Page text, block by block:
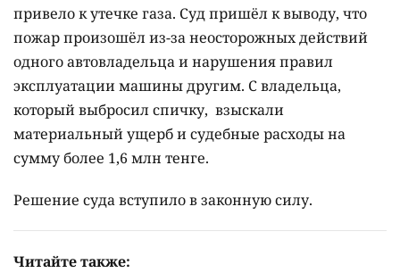
привело к утечке газа. Суд пришёл к выводу, что
пожар произошёл из-за неосторожных действий
одного автовладельца и нарушения правил
эксплуатации машины другим. С владельца,
который выбросил спичку, взыскали
материальный ущерб и судебные расходы на
сумму более 1,6 млн тенге.
Решение суда вступило в законную силу.
Читайте также: